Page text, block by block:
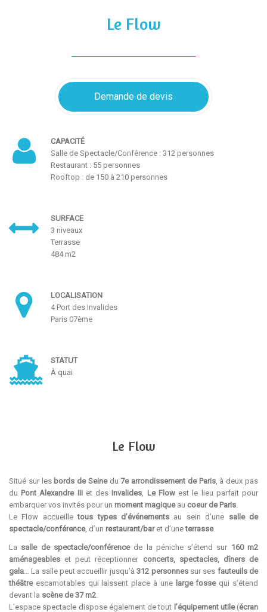
Le Flow
Demande de devis
CAPACITÉ
Salle de Spectacle/Conférence : 312 personnes
Restaurant : 55 personnes
Rooftop : de 150 à 210 personnes
SURFACE
3 niveaux
Terrasse
484 m2
LOCALISATION
4 Port des Invalides
Paris 07ème
STATUT
À quai
Le Flow
Situé sur les bords de Seinedu7e arrondissement de Paris, à deux pas
du Pont Alexandre IIIet des Invalides Le Flowest le lieu parfait pour
embarquer vos invités pour un moment magiqueau coeur de Paris
Le Flow accueilletous types d’événements au sein d’une salle de
spectacle/conférence, d’un restaurant/baret d’uneterrasse.
La salle de spectacle/conférencede la péniche s’étend sur 160 m2
aménageables et peut réceptionner concerts, spectacles, dîners de
gala … La salle peut accueillir jusqu’à312 personnessur ses fauteuils de
théâtreescamotables qui laissent place à une large fossequi s’étend
devant la scène de 37 m2
L’espace spectacle dispose également de tout l’équipement utile(écran